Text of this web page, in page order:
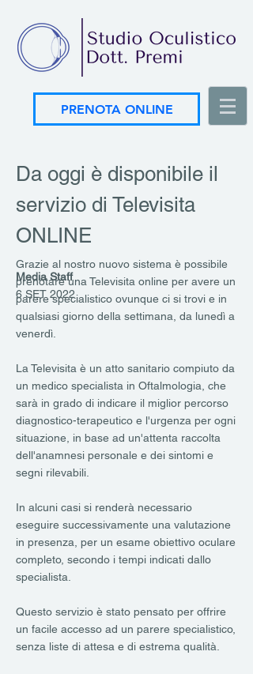
PRENOTA ONLINE
Da oggi è disponibile il
servizio di Televisita
ONLINE
Media Staff
6 SET 2022
Grazie al nostro nuovo sistema è possibile
prenotare una Televisita online per avere un
parere specialistico ovunque ci si trovi e in
qualsiasi giorno della settimana, da lunedì a
venerdì.
La Televisita è un atto sanitario compiuto da
un medico specialista in Oftalmologia, che
sarà in grado di indicare il miglior percorso
diagnostico-terapeutico e l'urgenza per ogni
situazione, in base ad un'attenta raccolta
dell'anamnesi personale e dei sintomi e
segni rilevabili.
In alcuni casi si renderà necessario
eseguire successivamente una valutazione
in presenza, per un esame obiettivo oculare
completo, secondo i tempi indicati dallo
specialista.
Questo servizio è stato pensato per offrire
un facile accesso ad un parere specialistico,
senza liste di attesa e di estrema qualità.